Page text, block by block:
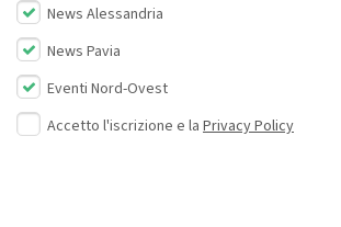
News Alessandria
News Pavia
Eventi Nord-Ovest
Accetto l'iscrizione e la Privacy Policy